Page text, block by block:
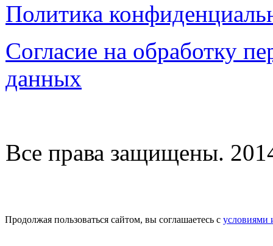
Политика
Согласие на обработку
данных
Все права защищены.
Продолжая пользоваться сайтом, вы соглашаетесь с условиями